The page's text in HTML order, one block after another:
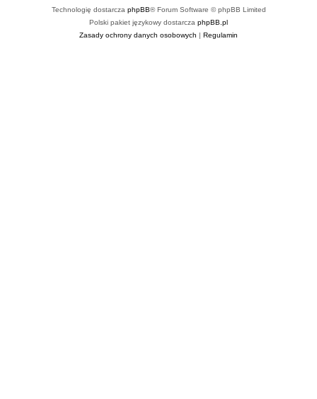
Technologię dostarcza phpBB® Forum Software © phpBB Limited
Polski pakiet językowy dostarcza phpBB.pl
Zasady ochrony danych osobowych | Regulamin